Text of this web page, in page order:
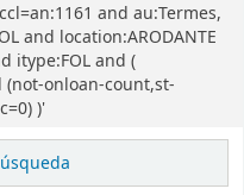
and au:Termes,
and location:ARODANTE
itype:FOL and (
(not-onloan-count,st-
)'